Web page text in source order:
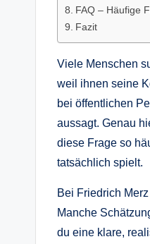
FAQ – Häufige
Fazit
Viele Menschen
weil ihnen seine
bei öffentlichen
aussagt. Genau
diese Frage so
tatsächlich spielt.
Bei Friedrich
Manche
du eine klare,